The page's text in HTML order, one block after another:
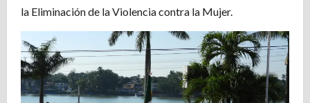
la Eliminación de la Violencia contra la Mujer.